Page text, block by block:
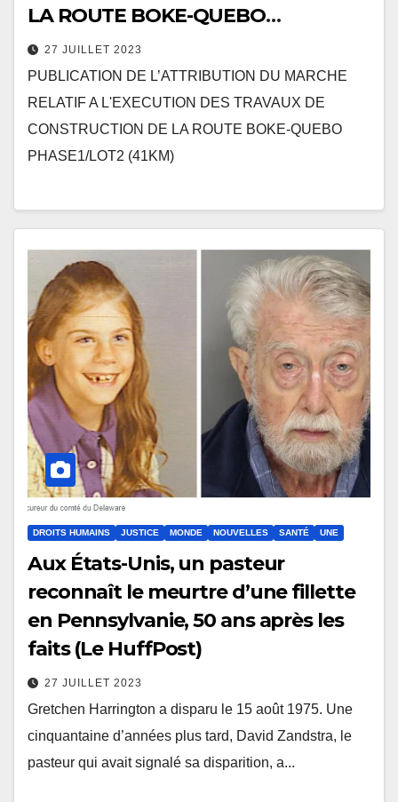
LA ROUTE BOKE-QUEBO
PHASE1/LOT2 (41KM)
27 JUILLET 2023
PUBLICATION DE L’ATTRIBUTION DU MARCHE
RELATIF A L'EXECUTION DES TRAVAUX DE
CONSTRUCTION DE LA ROUTE BOKE-QUEBO
PHASE1/LOT2 (41KM)
DROITS HUMAINS JUSTICE MONDE NOUVELLES SANTÉ UNE
Aux États-Unis, un pasteur
reconnaît le meurtre d’une fillette
en Pennsylvanie, 50 ans après les
faits (Le HuffPost)
27 JUILLET 2023
Gretchen Harrington a disparu le 15 août 1975. Une
cinquantaine d’années plus tard, David Zandstra, le
pasteur qui avait signalé sa disparition, a...